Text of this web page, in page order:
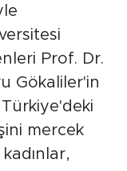
Prof. Dr.
Gökaliler'in
mercek